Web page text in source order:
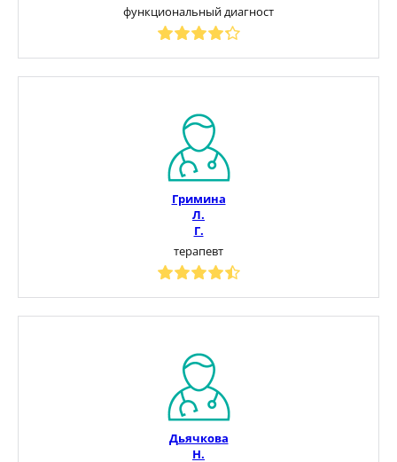
функциональный диагност
Гримина
Л.
Г.
терапевт
Дьячкова
Н.